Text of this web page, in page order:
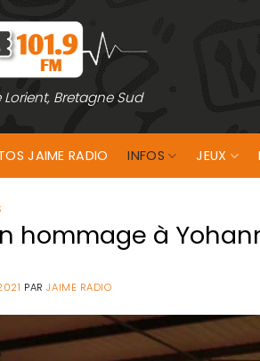
Lorient, Bretagne Sud
JAIME RADIO INFOS JEUX
hommage à
PARJAIME RADIO